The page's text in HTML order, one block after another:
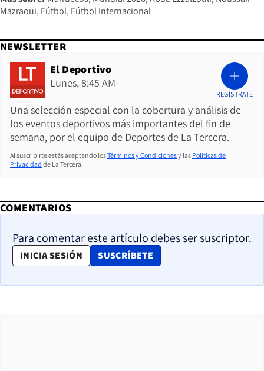
Mazraoui Fútbol Fútbol Internacional
NEWSLETTER
El Deportivo
Lunes, 8:45 AM
Una selección especial con la cobertura y análisis de
los eventos deportivos más importantes del fin de
semana, por el equipo de Deportes de La Tercera.
REGÍSTRATE
Al suscribirte estás aceptando losTérminos y Condicionesy las Políticas de
Privacidad de La Tercera.
COMENTARIOS
Para comentar este artículo debes ser suscriptor.
INICIA SESIÓN SUSCRÍBETE
OPENS IN NEW WINDOW